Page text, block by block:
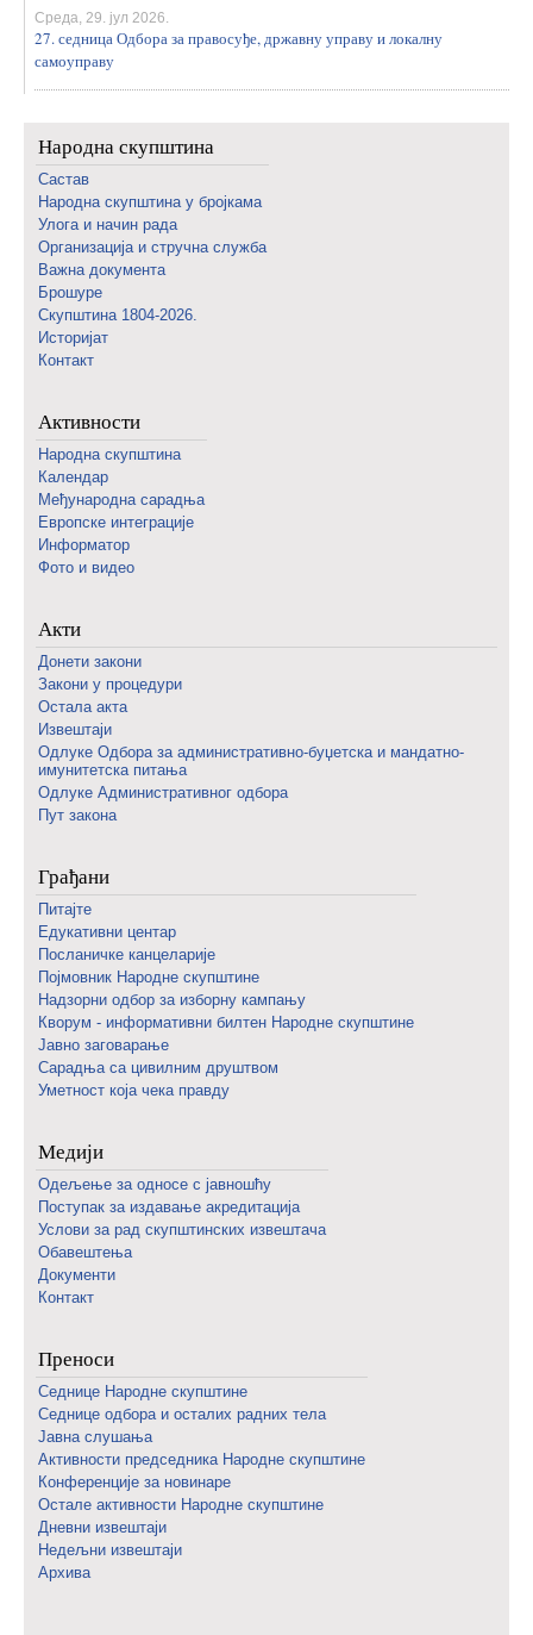
Среда, 29. јул 2026.
27. седница Одбора за правосуђе, државну управу и локалну
самоуправу
Народна скупштина
Састав
Народна скупштина у бројкама
Улога и начин рада
Организација и стручна служба
Важна документа
Брошуре
Скупштина 1804-2026.
Историјат
Контакт
Активности
Народна скупштина
Календар
Међународна сарадња
Европске интеграције
Информатор
Фото и видео
Акти
Донети закони
Закони у процедури
Остала акта
Извештаји
Одлуке Одбора за административно-буџетска и мандатно-
имунитетска питања
Одлуке Административног одбора
Пут закона
Грађани
Питајте
Едукативни центар
Посланичке канцеларије
Појмовник Народне скупштине
Надзорни одбор за изборну кампању
Кворум - информативни билтен Народне скупштине
Јавно заговарање
Сарадња са цивилним друштвом
Уметност која чека правду
Медији
Одељење за односе с јавношћу
Поступак за издавање акредитација
Услови за рад скупштинских извештача
Обавештења
Документи
Контакт
Преноси
Седнице Народне скупштине
Седнице одбора и осталих радних тела
Јавна слушања
Активности председника Народне скупштине
Конференције за новинаре
Oстале активности Народне скупштине
Дневни извештаји
Недељни извештаји
Архива